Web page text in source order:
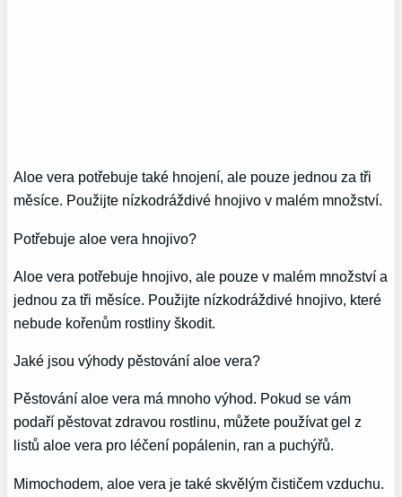
Aloe vera potřebuje také hnojení, ale pouze jednou za tři
měsíce. Použijte nízkodráždivé hnojivo v malém množství.
Potřebuje aloe vera hnojivo?
Aloe vera potřebuje hnojivo, ale pouze v malém množství a
jednou za tři měsíce. Použijte nízkodráždivé hnojivo, které
nebude kořenům rostliny škodit.
Jaké jsou výhody pěstování aloe vera?
Pěstování aloe vera má mnoho výhod. Pokud se vám
podaří pěstovat zdravou rostlinu, můžete používat gel z
listů aloe vera pro léčení popálenin, ran a puchýřů.
Mimochodem, aloe vera je také skvělým čističem vzduchu.